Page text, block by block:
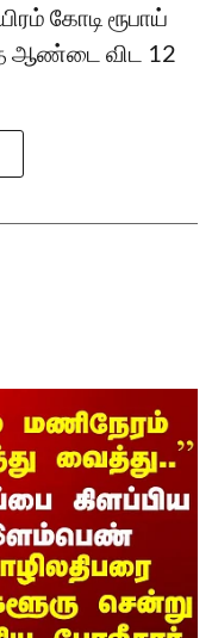
கோடி ரூபாய்
ஆண்டை விட 12